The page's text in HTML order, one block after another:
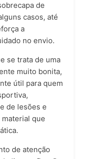
de
casos, até
a
no envio.
se trata de uma
muito bonita,
útil para quem
de lesões e
que
de atenção